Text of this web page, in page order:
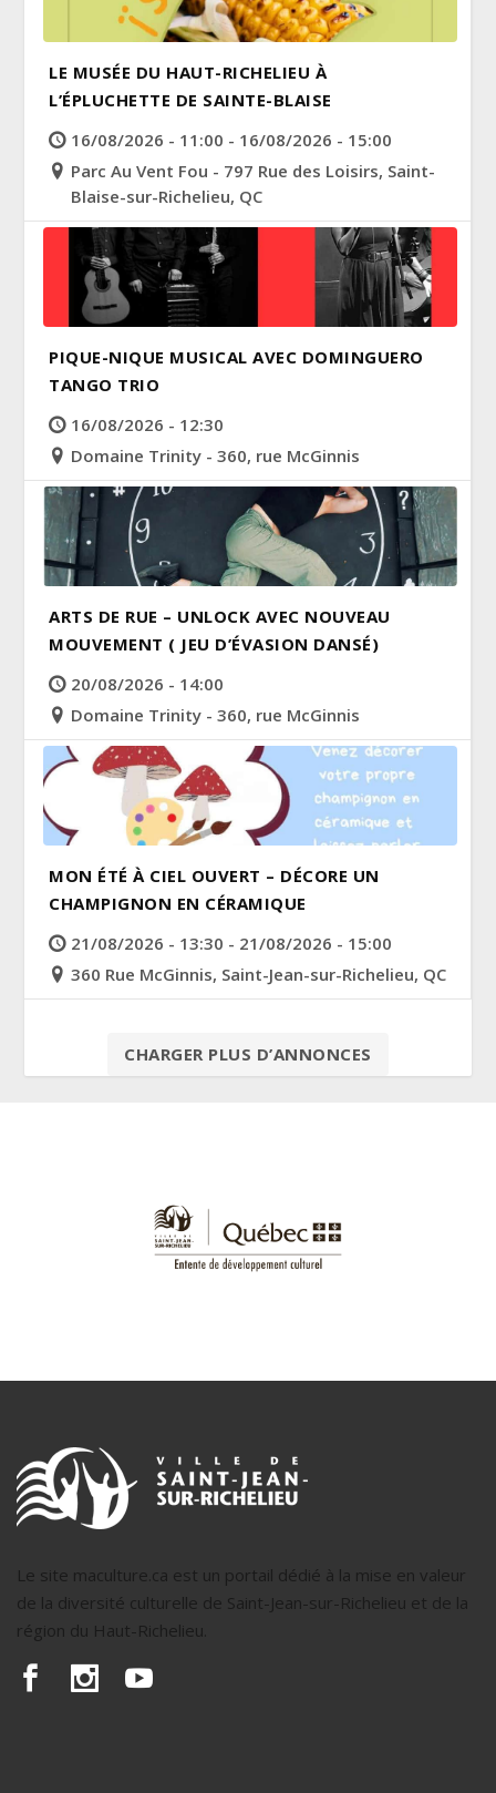
LE MUSÉE DU HAUT-RICHELIEU À
L’ÉPLUCHETTE DE SAINTE-BLAISE
16/08/2026 - 11:00 - 16/08/2026 - 15:00
Parc Au Vent Fou - 797 Rue des Loisirs, Saint-
Blaise-sur-Richelieu, QC
PIQUE-NIQUE MUSICAL AVEC DOMINGUERO
TANGO TRIO
16/08/2026 - 12:30
Domaine Trinity - 360, rue McGinnis
ARTS DE RUE – UNLOCK AVEC NOUVEAU
MOUVEMENT ( JEU D’ÉVASION DANSÉ)
20/08/2026 - 14:00
Domaine Trinity - 360, rue McGinnis
MON ÉTÉ À CIEL OUVERT – DÉCORE UN
CHAMPIGNON EN CÉRAMIQUE
21/08/2026 - 13:30 - 21/08/2026 - 15:00
360 Rue McGinnis, Saint-Jean-sur-Richelieu, QC
CHARGER PLUS D’ANNONCES
Le site maculture.ca est un portail dédié à la mise en valeur
de la diversité culturelle de Saint-Jean-sur-Richelieu et de la
région du Haut-Richelieu.